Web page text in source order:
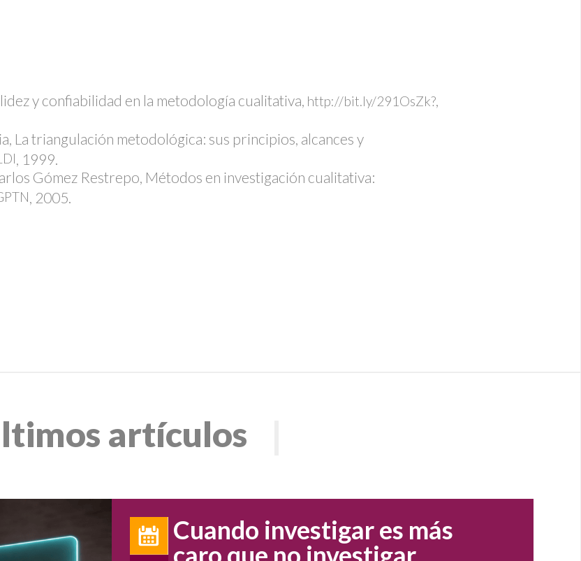
y confiabilidad en la metodología cualitativa, http://bit.ly/291OsZk?,
La triangulación metodológica: sus principios, alcances y
, 1999.
Gómez Restrepo, Métodos en investigación cualitativa:
, 2005.
artículos
La reputación corporativa,
una clave para el éxito